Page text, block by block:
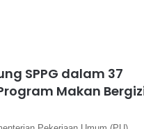
SPPG dalam 37
Makan